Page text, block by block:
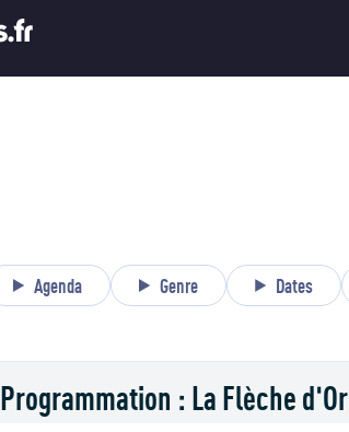
Agenda Genre Dates
Programmation : La Flèche d'Or